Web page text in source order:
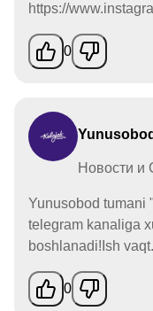
https://
0
Новости и
Yunusobod tumani
telegram kanaliga
boshlanadi!Ish
0